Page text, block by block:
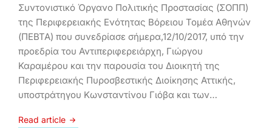
Συντονιστικό Όργανο Πολιτικής Προστασίας (ΣΟΠΠ)
της Περιφερειακής Ενότητας Βόρειου Τομέα Αθηνών
(ΠΕΒΤΑ) που συνεδρίασε σήμερα,12/10/2017, υπό την
προεδρία του Αντιπεριφερειάρχη, Γιώργου
Καραμέρου και την παρουσία του Διοικητή της
Περιφερειακής Πυροσβεστικής Διοίκησης Αττικής,
υποστράτηγου Κωνσταντίνου Γιόβα και των…
Read article